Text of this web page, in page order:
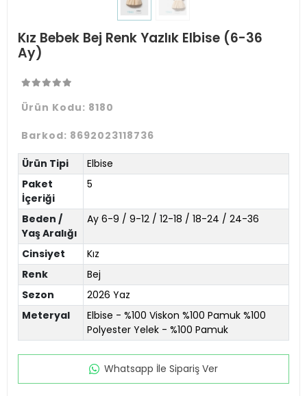
Kız Bebek Bej Renk Yazlık Elbise (6-36
Ay)
Ürün Kodu: 8180
Barkod: 8692023118736
Ürün Tipi
Elbise
Paket
İçeriği
5
Beden /
Yaş Aralığı
Ay 6-9 / 9-12 / 12-18 / 18-24 / 24-36
Cinsiyet
Kız
Renk
Bej
Sezon
2026 Yaz
Meteryal
Elbise - %100 Viskon %100 Pamuk %100
Polyester Yelek - %100 Pamuk
Whatsapp İle Sipariş Ver